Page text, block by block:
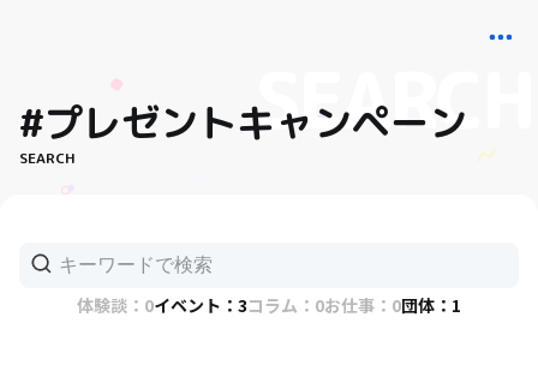
#プレゼントキャンペーン
SEARCH
体験談：0イベント：3コラム：0お仕事：0団体：1